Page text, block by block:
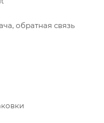
обратная связь